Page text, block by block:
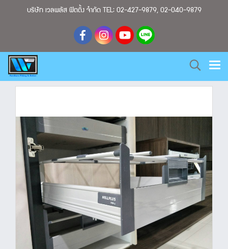
บริษัท เวลพลัส ฟิตติ้ง จำกัด TEL: 02-427-9879, 02-040-9879